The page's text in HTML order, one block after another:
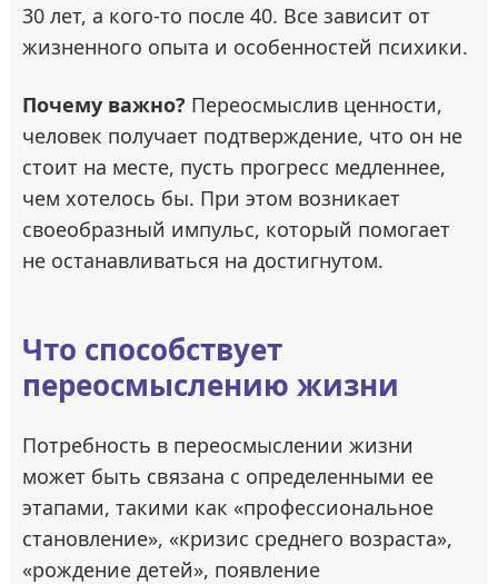
30 лет, а кого-то после 40. Все зависит от
жизненного опыта и особенностей психики.
Почему важно? Переосмыслив ценности,
человек получает подтверждение, что он не
стоит на месте, пусть прогресс медленнее,
чем хотелось бы. При этом возникает
своеобразный импульс, который помогает
не останавливаться на достигнутом.
Что способствует
переосмыслению жизни
Потребность в переосмыслении жизни
может быть связана с определенными ее
этапами, такими как «профессиональное
становление», «кризис среднего возраста»,
«рождение детей», появление